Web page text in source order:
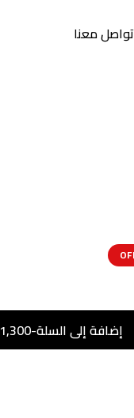
تواصل معنا
إضافة إلى السلة-
1,300